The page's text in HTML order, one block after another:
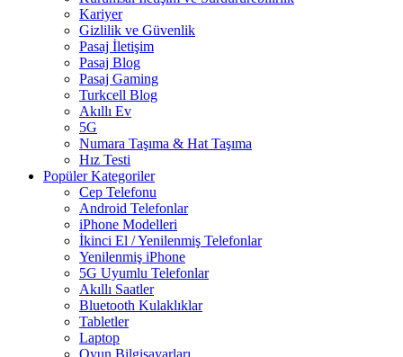
Kariyer
Gizlilik ve Güvenlik
Pasaj İletişim
Pasaj Blog
Pasaj Gaming
Turkcell Blog
Akıllı Ev
5G
Numara Taşıma & Hat Taşıma
Hız Testi
Popüler Kategoriler
Cep Telefonu
Android Telefonlar
iPhone Modelleri
İkinci El / Yenilenmiş Telefonlar
Yenilenmiş iPhone
5G Uyumlu Telefonlar
Akıllı Saatler
Bluetooth Kulaklıklar
Tabletler
Laptop